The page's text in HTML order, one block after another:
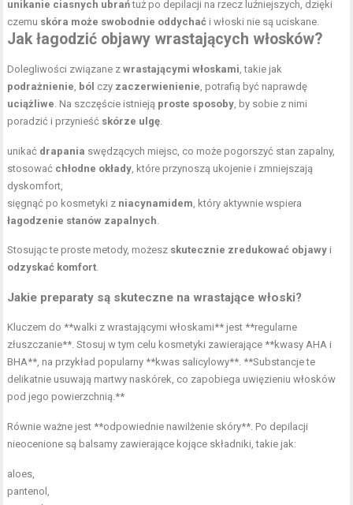
unikanie ciasnych ubrańtuż po depilacji na rzecz luźniejszych, dzięki
czemu skóra może swobodnie oddychać i włoski nie są uciskane.
Jak łagodzić objawy wrastających włosków?
Dolegliwości związane zwrastającymi włoskami, takie jak
podrażnienie, ból czy zaczerwienienie, potrafią być naprawdę
uciążliwe. Na szczęście istnieją proste sposoby, by sobie z nimi
poradzić i przynieść skórze ulgę.
unikać drapania swędzących miejsc, co może pogorszyć stan zapalny,
stosować chłodne okłady, które przynoszą ukojenie i zmniejszają
dyskomfort,
sięgnąć po kosmetyki z niacynamidem, który aktywnie wspiera
łagodzenie stanów zapalnych.
Stosując te proste metody, możesz skutecznie zredukować objawy i
odzyskać komfort.
Jakie preparaty są skuteczne na wrastające włoski?
Kluczem do **walki z wrastającymi włoskami** jest **regularne
złuszczanie**. Stosuj w tym celu kosmetyki zawierające **kwasy AHA i
BHA**, na przykład popularny **kwas salicylowy**. **Substancje te
delikatnie usuwają martwy naskórek, co zapobiega uwięzieniu włosków
pod jego powierzchnią.**
Równie ważne jest **odpowiednie nawilżenie skóry**. Po depilacji
nieocenione są balsamy zawierające kojące składniki, takie jak:
aloes,
pantenol,